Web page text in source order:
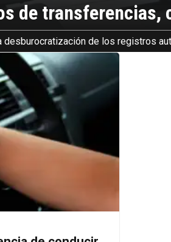
de transferencias,
desburocratización de los registros